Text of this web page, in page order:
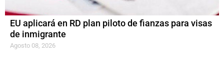
EU aplicará en RD plan piloto de fianzas para visas
de inmigrante
Agosto 08, 2026